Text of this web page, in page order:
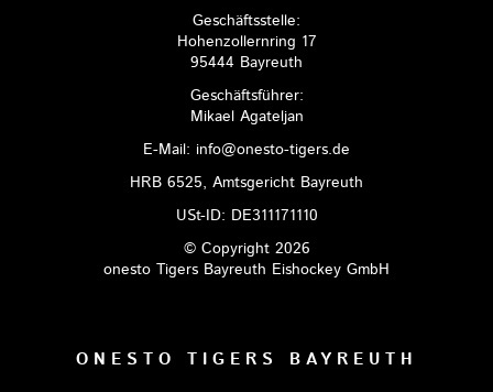
Geschäftsstelle:
Hohenzollernring 17
95444 Bayreuth
Geschäftsführer:
Mikael Agateljan
E-Mail: info@onesto-tigers.de
HRB 6525, Amtsgericht Bayreuth
USt-ID: DE311171110
© Copyright 2026
onesto Tigers Bayreuth Eishockey GmbH
ONESTO TIGERS BAYREUTH